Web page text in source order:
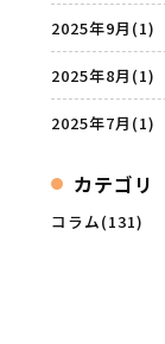
2025年9月 (1)
2025年8月 (1)
2025年7月 (1)
カテゴリ
コラム(131)